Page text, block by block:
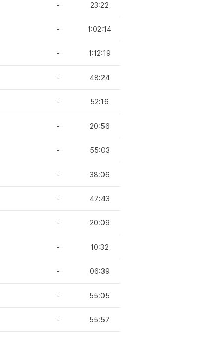
- 23:22
- 1:02:14
- 1:12:19
- 48:24
- 52:16
- 20:56
- 55:03
- 38:06
- 47:43
- 20:09
- 10:32
- 06:39
- 55:05
- 55:57